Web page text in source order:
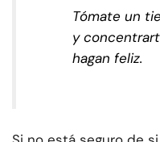
Tómate un
y
hagan feliz.